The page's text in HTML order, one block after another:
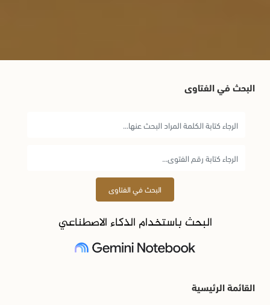
البحث في الفتاوى
البحث في الفتاوى
البحث باستخدام الذكاء الاصطناعي
القائمة الرئيسية